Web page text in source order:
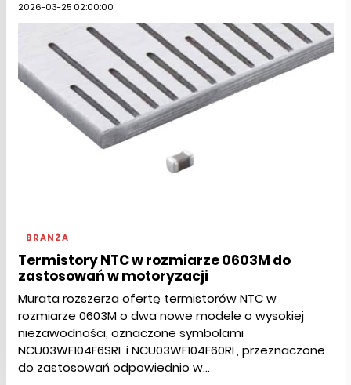
2026-03-25 02:00:00
BRANŻA
Termistory NTC w rozmiarze 0603M do
zastosowań w motoryzacji
Murata rozszerza ofertę termistorów NTC w
rozmiarze 0603M o dwa nowe modele o wysokiej
niezawodności, oznaczone symbolami
NCU03WF104F6SRL i NCU03WF104F60RL, przeznaczone
do zastosowań odpowiednio w...